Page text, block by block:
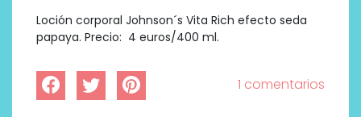
Loción corporal Johnson´s Vita Rich efecto seda
papaya. Precio: 4 euros/400 ml.
1 comentarios